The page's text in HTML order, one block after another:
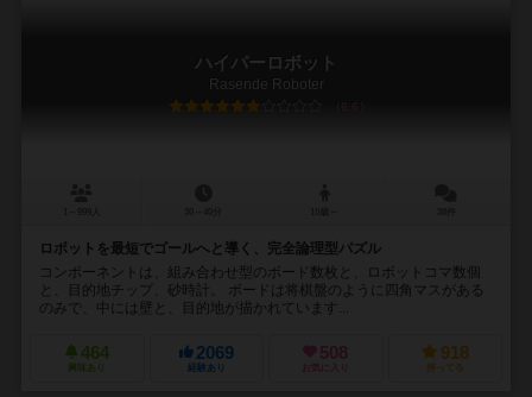
ハイパーロボット
Rasende Roboter
6.6
ロボットを最短でゴールへと導く、完全論理型パズル
コンポーネントは、組み合わせ型のボード数枚と、ロボットコマ数個
と、目的地チップ、砂時計。 ボードは将棋盤のように四角マスがある
のみで、中には壁と、目的地が描かれています...
464
興味あり
2069
経験あり
508
お気に入り
918
持ってる